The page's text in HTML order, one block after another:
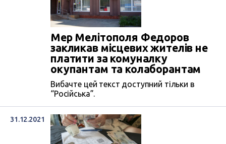
Мер Мелітополя Федоров
закликав місцевих жителів не
платити за комуналку
окупантам та колаборантам
Вибачте цей текст доступний тільки в
“Російська”.
31.12.2021